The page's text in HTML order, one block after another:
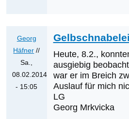
werden
die
nächsten
Erstnachweise
Georg
Häfner //
Sa.,
08.02.2014
- 15:05
Heute, 8.2.,
ausgiebig
war er im Breich
Auslauf für mich
LG
Georg Mrkvicka